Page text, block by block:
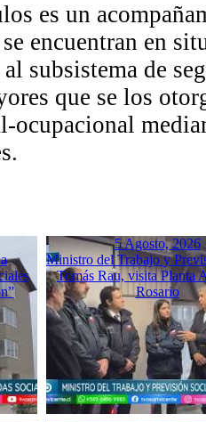
es un
encuentran en
subsistema de
que se los
ocupacional
5 Agosto, 2026
Ministro del Trabajo y
Tomás Rau, visita Planta
Rosario